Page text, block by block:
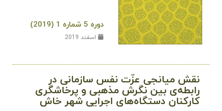
دوره 5 شماره 1 (2019)
اسفند 2019
نقش میانجی عزّت نفس سازمانی در
رابطه‌ی بین نگرش مذهبی و پرخاشگری
کارکنان دستگاه‌های اجرایی شهر خاش